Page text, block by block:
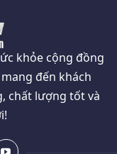
khỏe cộng đồng
đến khách
chất lượng tốt và